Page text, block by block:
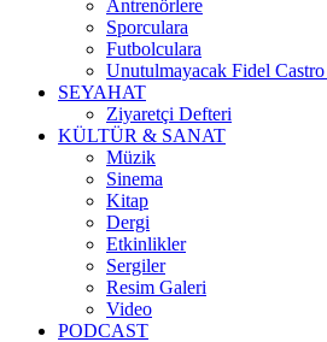
Antrenörlere
Sporculara
Futbolculara
Unutulmayacak Fidel
SEYAHAT
Ziyaretçi Defteri
KÜLTÜR & SANAT
Müzik
Sinema
Kitap
Dergi
Etkinlikler
Sergiler
Resim Galeri
Video
PODCAST